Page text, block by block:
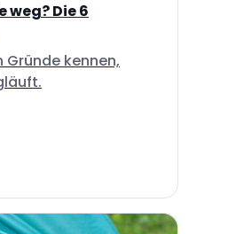
weg? Die 6
Gründe kennen,